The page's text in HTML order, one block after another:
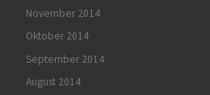
November 2014
Oktober 2014
September 2014
August 2014